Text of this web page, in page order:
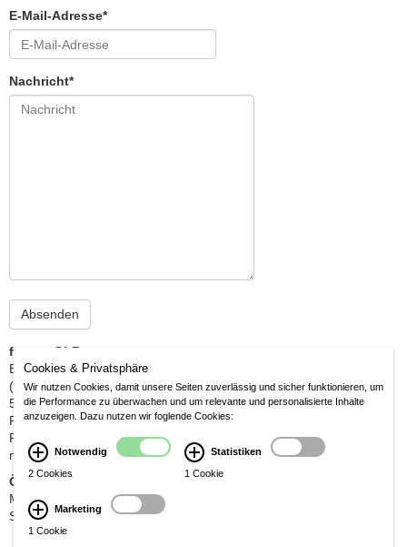
E-Mail-Adresse*
Nachricht*
fornus GbR
Berrenrather Str. 210 a
(gegenüber Nikolauskirche)
50937 Köln
Fon: 02 21 / 430 67 6 - 1
Fax: 02 21 / 430 67 6 - 2
michael@fornfeist.com
Öffnungszeiten
Mo-Fr 10:00-13:00 / 14:30-18:30 Uhr
Sa 10:00-14:00 Uhr
Cookies & Privatsphäre
Wir nutzen Cookies, damit unsere Seiten zuverlässig und sicher funktionieren, um
die Performance zu überwachen und um relevante und personalisierte Inhalte
anzuzeigen. Dazu nutzen wir foglende Cookies:
Notwendig
2 Cookies
Statistiken
1 Cookie
Marketing
1 Cookie